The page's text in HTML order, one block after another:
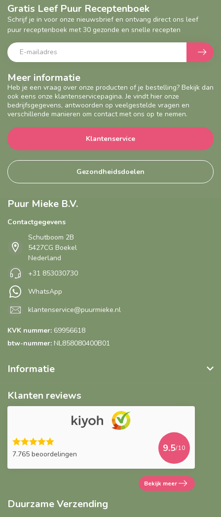
Meer informatie
Heb je een vraag over onze producten of je bestelling? Bekijk dan
ook eens onze klantenservicepagina. Je vindt hier onze
bedrijfsgegevens, antwoorden op veelgestelde vragen en
verschillende manieren om contact met ons op te nemen.
Klantenservice
Gezondheidsdoelen
Gratis Leef Puur Receptenboek
Schrijf je in voor onze nieuwsbrief en ontvang direct ons leef
puur receptenboek met 30 gezonde en snelle recepten
Puur Mieke B.V.
Contactgegevens
Schutboom 2B
5427CG Boekel
Nederland
+31 853030730
WhatsApp
klantenservice@puurmieke.nl
KVK nummer: 69956618
btw-nummer: NL858080400B01
Informatie
Klanten reviews
7.765 beoordelingen
9.5/10
Bekijk meer
Duurzame Verzending